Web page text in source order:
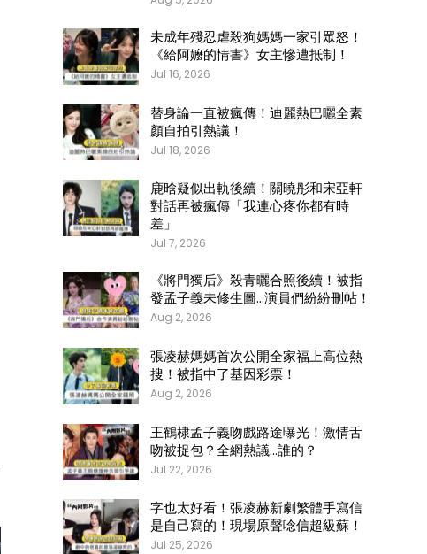
未成年殘忍虐殺狗媽媽一家引眾怒！
《給阿嬤的情書》女主慘遭抵制！
Jul 16, 2026
替身論一直被瘋傳！迪麗熱巴曬全素
顏自拍引熱議！
Jul 18, 2026
鹿晗疑似出軌後續！關曉彤和宋亞軒
對話再被瘋傳「我連心疼你都有時
差」
Jul 7, 2026
《將門獨后》殺青曬合照後續！被指
發孟子義未修生圖…演員們紛紛刪帖！
Aug 2, 2026
張凌赫媽媽首次公開全家福上高位熱
搜！被指中了基因彩票！
Aug 2, 2026
王鶴棣孟子義吻戲路途曝光！激情舌
吻被捉包？全網熱議…誰的？
Jul 22, 2026
字也太好看！張凌赫新劇繁體手寫信
是自己寫的！現場原聲唸信超級蘇！
Jul 25, 2026